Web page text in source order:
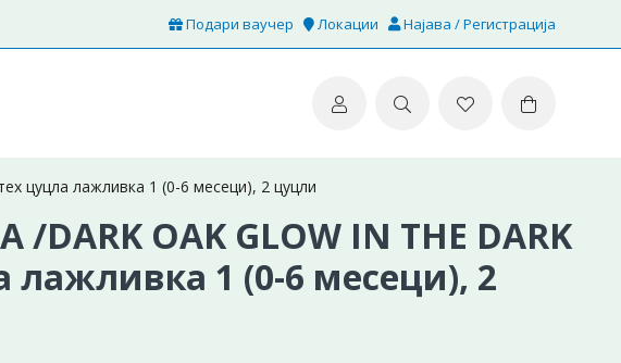
Подари ваучер Локации Најава / Регистрација
цуцла лажливка 1 (0-6 месеци), 2 цуцли
/DARK OAK GLOW IN THE DARK
лажливка 1 (0-6 месеци), 2